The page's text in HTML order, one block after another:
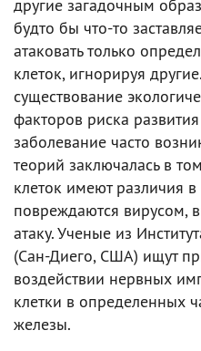
другие загадочным
будто бы что-то
атаковать только
клеток, игнорируя
существование
факторов риска
заболевание часто
теорий заключалась в
клеток имеют различия
повреждаются
атаку. Ученые из
(Сан-Диего, США) ищут
воздействии нервных
клетки в определенных
железы.